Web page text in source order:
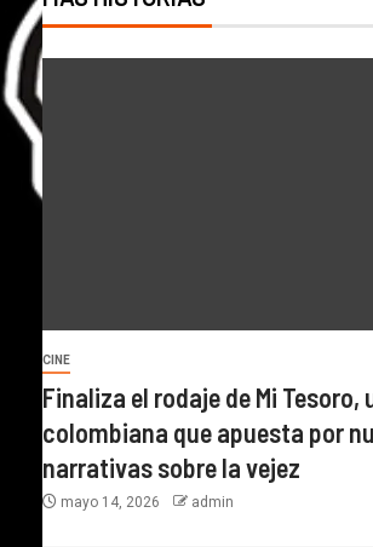
CINE
Finaliza el rodaje de Mi Tesoro,
colombiana que apuesta por
narrativas sobre la vejez
mayo 14, 2026 admin